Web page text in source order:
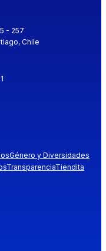
- 257
Chile
Género y Diversidades
TransparenciaTiendita